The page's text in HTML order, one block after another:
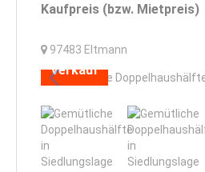
Kaufpreis (bzw. Mietpreis)
97483 Eltmann
Verkauf